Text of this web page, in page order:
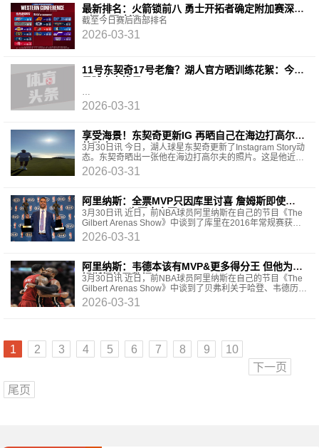
最新排名：火箭锁前八 勇士开拓者确定附加赛深渊
&掘金死咬湖人
截至今日赛后西部排名
2026-03-31
11号东契奇17号老詹？湖人官方晒训练花絮：今日
2026-03-31
享受海景！东契奇更新IG 再晒自己在海边打高尔夫
的动态
3月30日讯 今日，湖人球星东契奇更新了Instagram Story动
态。东契奇晒出一张他在海边打高尔夫的照片。这是他近期
第二次晒出自己打高尔夫的动态。
2026-03-31
阿里纳斯：全票MVP只因库里讨喜 詹姆斯即使
40+20+20也不会全票
3月30日讯 近日，前NBA球员阿里纳斯在自己的节目《The
Gilbert Arenas Show》中谈到了库里在2016年常规赛获得
全票MVP。相关链接→阿里纳斯：罗斯进不了名人堂
2026-03-31
阿里纳斯：韦德本该有MVP&更多得分王 但他为詹
姆斯牺牲了数据
3月30日讯 近日，前NBA球员阿里纳斯在自己的节目《The
Gilbert Arenas Show》中谈到了贝弗利关于哈登、韦德历史
地位的讨论。他说：“因为他在季后赛这个更高
2026-03-31
1 2 3 4 5 6 7 8 9
10
下一页
尾页